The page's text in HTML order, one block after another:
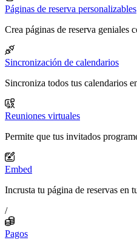
Páginas de reserva personalizables
Crea páginas de reserva geniales
Sincronización de calendarios
Sincroniza todos tus calendarios
Reuniones virtuales
Permite que tus invitados
Embed
Incrusta tu página de reservas en
/
Pagos